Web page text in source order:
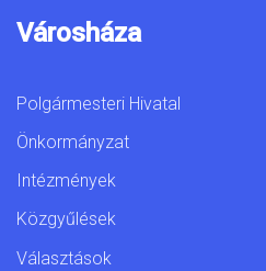
Városháza
Polgármesteri Hivatal
Önkormányzat
Intézmények
Közgyűlések
Választások